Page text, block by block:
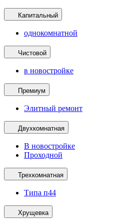
Капитальный
однокомнатной
Чистовой
в новостройке
Премиум
Элитный ремонт
Двухкомнатная
В новостройке
Проходной
Трехкомнатная
Типа п44
Хрущевка